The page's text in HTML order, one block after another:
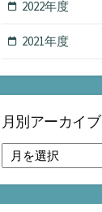
2022年度
2021年度
月別アーカイブ
別
ア
ー